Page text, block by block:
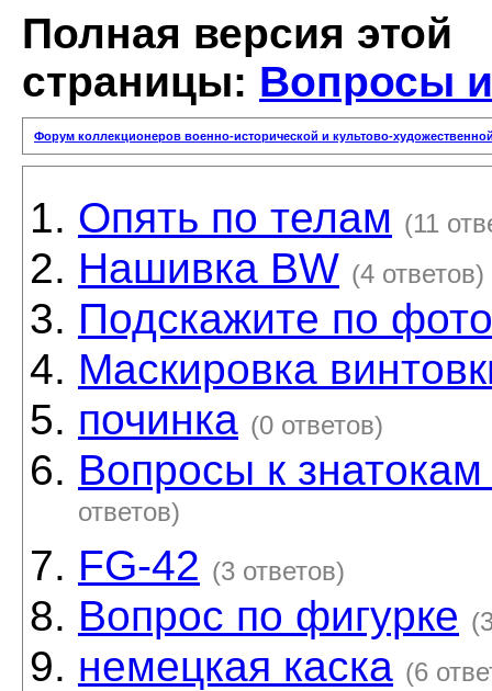
Полная версия этой
страницы: Вопросы
Форум коллекционеров военно-исторической и культово-
Опять по телам (11
Нашивка BW (4 ответов)
Подскажите по
Маскировка
починка (0 ответов)
Вопросы к
ответов)
FG-42 (3 ответов)
Вопрос по фигурке
немецкая каска (6